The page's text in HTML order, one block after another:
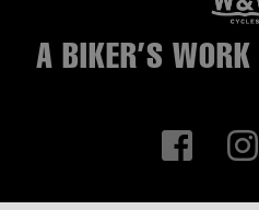
A BIKER’S WORK
 